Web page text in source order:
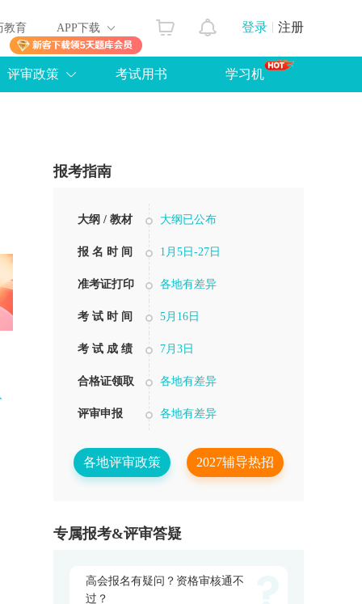
登录 注册
教育 APP下载
评审政策 考试用书 学习机
报考指南
大纲 / 教材 大纲已公布
报 名 时 间 1月5日-27日
准考证打印 各地有差异
考 试 时 间 5月16日
考 试 成 绩 7月3日
合格证领取 各地有差异
评审申报 各地有差异
各地评审政策 2027辅导热招
专属报考&评审答疑
高会报名有疑问？资格审核通不
过？